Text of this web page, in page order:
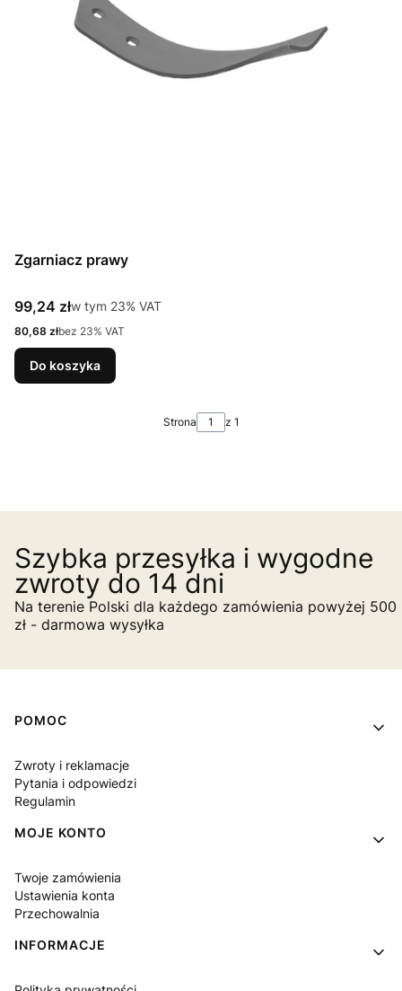
Zgarniacz prawy
Cena brutto
99,24 złw tym %s VAT
w tym 23% VAT
Cena netto
80,68 złbez 23% VAT
Do koszyka
Strona z 1
Szybka przesyłka i wygodne
zwroty do 14 dni
Na terenie Polski dla każdego zamówienia powyżej 500
zł - darmowa wysyłka
Linki w stopce
POMOC
Zwroty i reklamacje
Pytania i odpowiedzi
Regulamin
MOJE KONTO
Twoje zamówienia
Ustawienia konta
Przechowalnia
INFORMACJE